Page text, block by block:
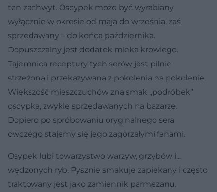
ten zachwyt. Oscypek może być wyrabiany
wyłącznie w okresie od maja do września, zaś
sprzedawany – do końca października.
Dopuszczalny jest dodatek mleka krowiego.
Tajemnica receptury tych serów jest pilnie
strzeżona i przekazywana z pokolenia na pokolenie.
Większość mieszczuchów zna smak „podróbek”
oscypka, zwykle sprzedawanych na bazarze.
Dopiero po spróbowaniu oryginalnego sera
owczego stajemy się jego zagorzałymi fanami.
Osypek lubi towarzystwo warzyw, grzybów i...
wędzonych ryb. Pysznie smakuje zapiekany i często
traktowany jest jako zamiennik parmezanu.